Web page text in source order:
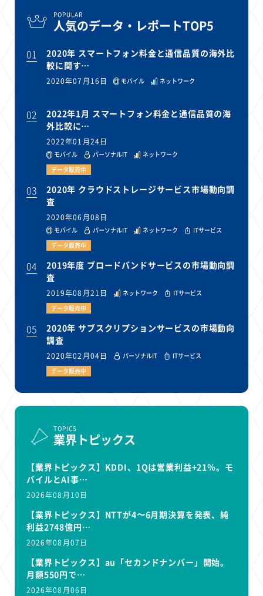
POPULAR
人気のデータ・レポートTOP5
01
2020年 スマートフォン料金と通信品質の海外比
較に関す…
2020年07月16日 モバイル ネットワーク
02
2022年1月 スマートフォン料金と通信品質の海
外比較に…
2022年01月24日
モバイル パーソナルIT
ネットワーク
データ販売中
03
2020年 クラウドストレージサービス市場動向調
査
2020年06月08日
モバイル パーソナルIT ネットワーク
ITサービス
データ販売中
04
2019年度 ブロードバンドサービスの市場動向調
査
2019年08月21日 ネットワーク
ITサービス
データ販売中
05
2020年 サブスクリプションサービスの市場動向
調査
2020年02月04日 パーソナルIT
ITサービス
データ販売中
TOPICS
業界トピックス
【業界トピックス】KDDI、1Qは営業利益+21％。モ
バイルとAI事…
2026年08月10日
【業界トピックス】NTTが4〜6月期決算を発表、純
利益2748億円…
2026年08月07日
【業界トピックス】au「セカンドナンバー」開始。
月額550円で…
2026年08月06日